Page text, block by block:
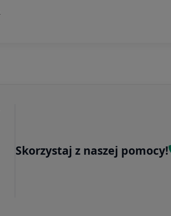
Skorzystaj z naszej pomocy!